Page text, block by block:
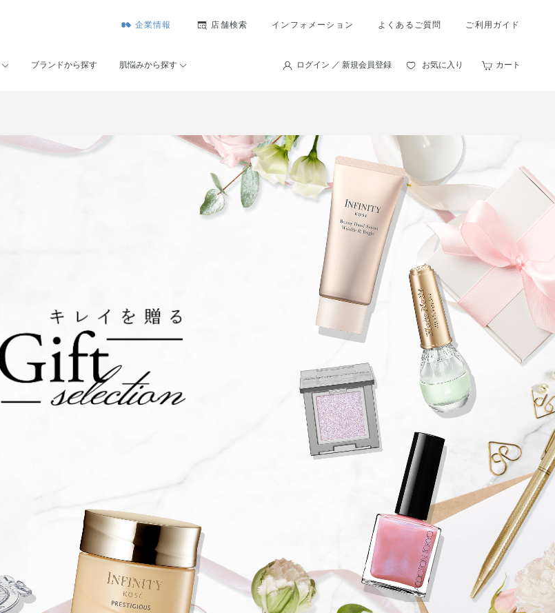
企業情報 店舗検索 インフォメーション よくあるご質問 ご利用ガイド
ブランドから探す 肌悩みから探す ログイン ／ 新規会員登録 お気に入り カート